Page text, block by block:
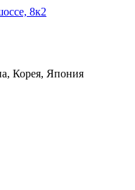
8к2
Корея, Япония